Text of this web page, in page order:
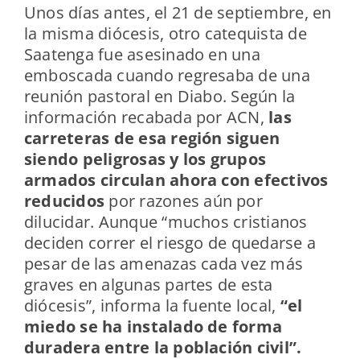
Unos días antes, el 21 de septiembre, en
la misma diócesis, otro catequista de
Saatenga fue asesinado en una
emboscada cuando regresaba de una
reunión pastoral en Diabo. Según la
información recabada por ACN, las
carreteras de esa región siguen
siendo peligrosas y los grupos
armados circulan ahora con efectivos
reducidos por razones aún por
dilucidar. Aunque “muchos cristianos
deciden correr el riesgo de quedarse a
pesar de las amenazas cada vez más
graves en algunas partes de esta
diócesis”, informa la fuente local, “el
miedo se ha instalado de forma
duradera entre la población civil”.